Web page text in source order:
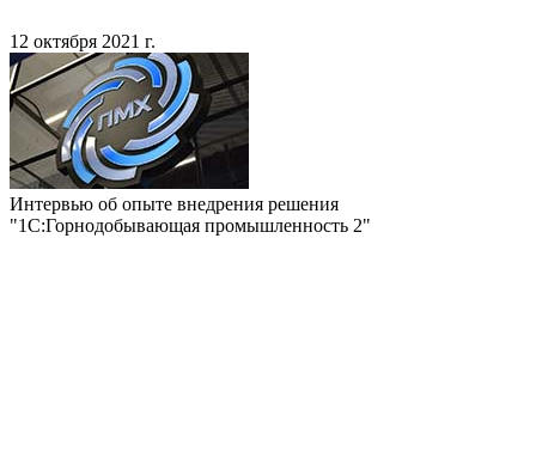
12 октября 2021 г.
Интервью об опыте внедрения решения
"1С:Горнодобывающая промышленность 2"